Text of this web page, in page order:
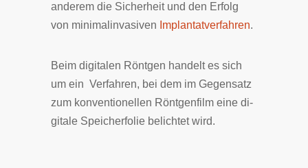
anderem die Sicherheit und den Erfolg
von minimalinvasiven Implantatverfahren.
Beim di­gi­ta­len Röntgen han­delt es sich
um ein Ver­fah­ren, bei dem im Ge­gen­satz
zum kon­ven­tio­nel­len Röntgen­film eine di­
gi­ta­le Spei­cher­fo­lie be­lich­tet wird.